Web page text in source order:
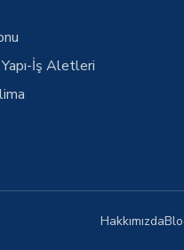
İş Aletleri
Hakkımızda